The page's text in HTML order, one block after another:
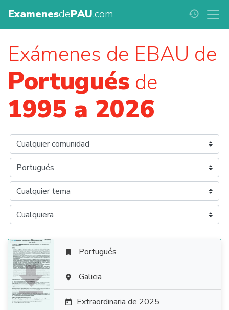
ExamenesdePAU.com history
Exámenes de EBAU de
Portugués de
1995 a 2026

 Portugués
 Galicia
 Extraordinaria de 2025